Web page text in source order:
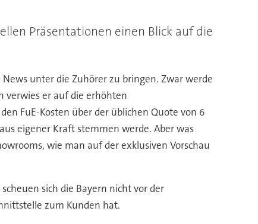
Präsentationen einen Blick auf die
unter die Zuhörer zu bringen. Zwar werde
verwies er auf die erhöhten
FuE-Kosten über der üblichen Quote von 6
eigener Kraft stemmen werde. Aber was
wie man auf der exklusiven Vorschau
sich die Bayern nicht vor der
zum Kunden hat.